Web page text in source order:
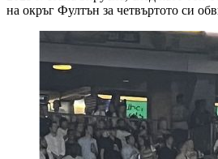
на окръг Фултън за четвъртото си